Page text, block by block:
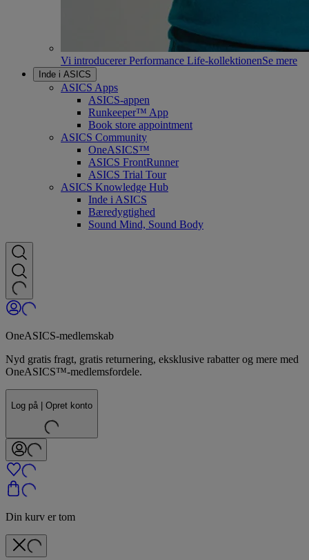
Vi introducerer Performance Life-kollektionenSe mere
Inde i ASICS
ASICS Apps
ASICS-appen
Runkeeper™ App
Book store appointment
ASICS Community
OneASICS™
ASICS FrontRunner
ASICS Trial Tour
ASICS Knowledge Hub
Inde i ASICS
Bæredygtighed
Sound Mind, Sound Body
OneASICS-medlemskab
Nyd gratis fragt, gratis returnering, eksklusive rabatter og mere med
OneASICS™-medlemsfordele.
Log på | Opret konto
Din kurv er tom